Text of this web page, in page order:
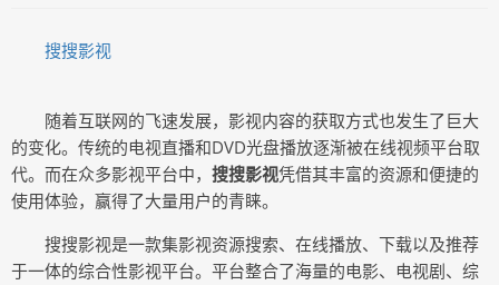
搜搜影视
随着互联网的飞速发展，影视内容的获取方式也发生了巨大
的变化。传统的电视直播和DVD光盘播放逐渐被在线视频平台取
代。而在众多影视平台中， 搜搜影视凭借其丰富的资源和便捷的
使用体验，赢得了大量用户的青睐。
搜搜影视是一款集影视资源搜索、在线播放、下载以及推荐
于一体的综合性影视平台。平台整合了海量的电影、电视剧、综